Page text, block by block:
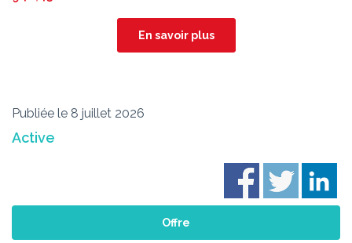
En savoir plus
Publiée le 8 juillet 2026
Active
Offre